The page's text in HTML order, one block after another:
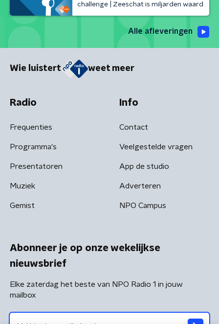
challenge | Zeeschat is miljarden waard
Alle afleveringen
Wie luistert weet meer
Radio
Frequenties
Programma's
Presentatoren
Muziek
Gemist
Info
Contact
Veelgestelde vragen
App de studio
Adverteren
NPO Campus
Abonneer je op onze wekelijkse
nieuwsbrief
Elke zaterdag het beste van NPO Radio 1 in jouw
mailbox